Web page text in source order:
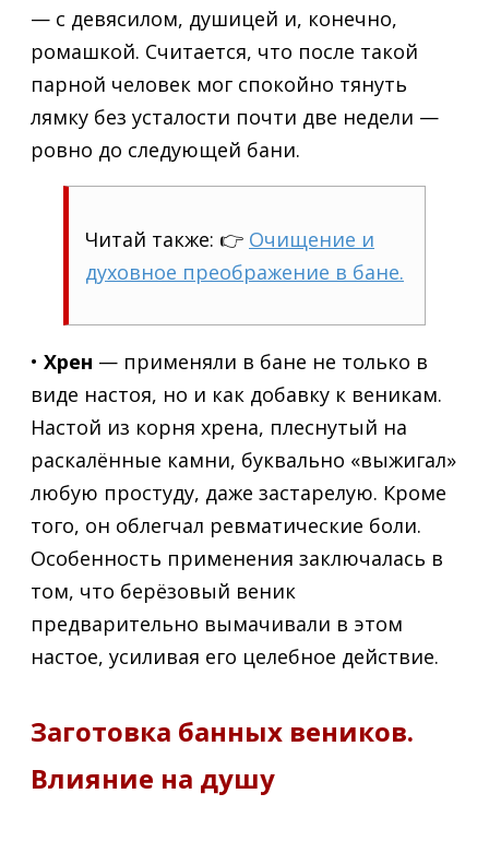
— с девясилом, душицей и, конечно,
ромашкой. Считается, что после такой
парной человек мог спокойно тянуть
лямку без усталости почти две недели —
ровно до следующей бани.
Читай также: 👉 Очищение и
духовное преображение в бане.
• Хрен — применяли в бане не только в
виде настоя, но и как добавку к веникам.
Настой из корня хрена, плеснутый на
раскалённые камни, буквально «выжигал»
любую простуду, даже застарелую. Кроме
того, он облегчал ревматические боли.
Особенность применения заключалась в
том, что берёзовый веник
предварительно вымачивали в этом
настое, усиливая его целебное действие.
Заготовка банных веников.
Влияние на душу